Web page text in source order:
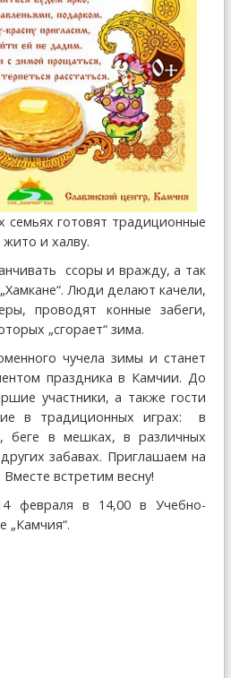
семьях готовят традиционные
и халву.
ссоры и вражду, а так
Люди делают качели,
проводят конные забеги,
„сгорает“ зима.
чучела зимы и станет
праздника в Камчии. До
участники, а также гости
в традиционных играх: в
беге в мешках, в различных
забавах. Приглашаем на
встретим весну!
февраля в 14,00 в Учебно-
„Камчия“.